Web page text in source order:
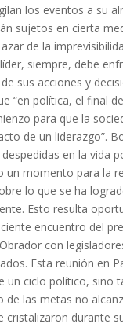
los eventos a su
sujetos en cierta
de la
siempre, debe
sus acciones y
“en política, el final
para que la
de un liderazgo”.
en la vida
un momento para la
lo que se ha
Esto resulta
encuentro del
con
Esta reunión en
un ciclo político, sino
de las metas no
cristalizaron durante